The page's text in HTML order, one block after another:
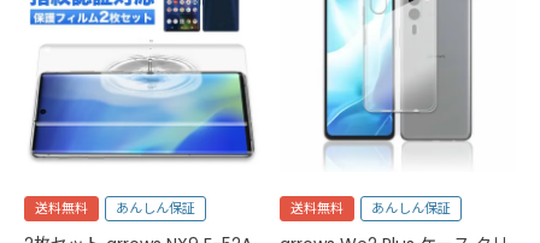
送料無料 あんしん保証 送料無料 あんしん保証